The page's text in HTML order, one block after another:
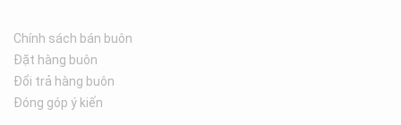
Chính sách bán buôn
Đặt hàng buôn
Đổi trả hàng buôn
Đóng góp ý kiến